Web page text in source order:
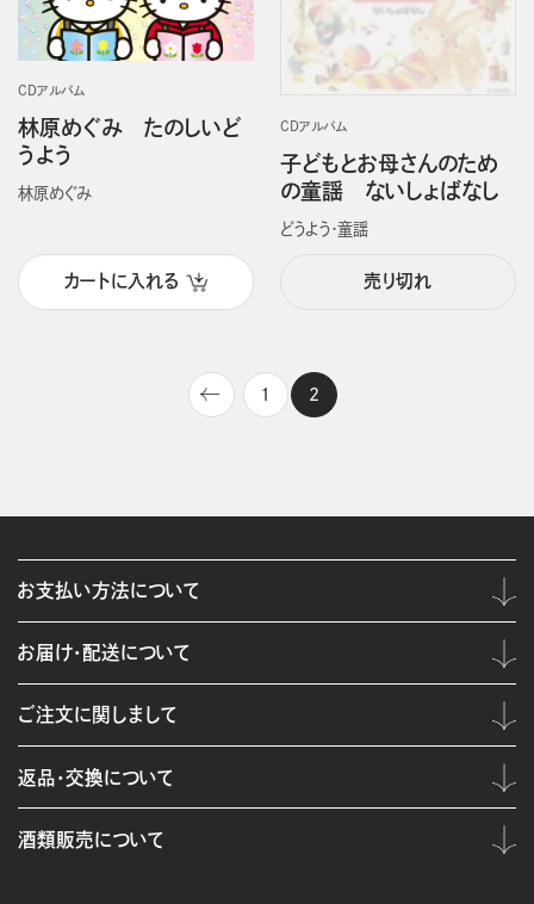
CDアルバム
林原めぐみ たのしいど
うよう
林原めぐみ
カートに入れる
CDアルバム
子どもとお母さんのため
の童謡 ないしょばなし
どうよう・童謡
売り切れ
1 2
お支払い方法について
お届け・配送について
ご注文に関しまして
返品・交換について
酒類販売について